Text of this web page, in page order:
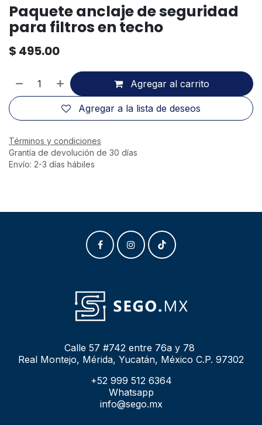
Paquete anclaje de seguridad
para filtros en techo
$ 495.00
Agregar al carrito
Agregar a la lista de deseos
Términos y condiciones
Grantía de devolución de 30 días
Envío: 2-3 días hábiles
Calle 57 #742 entre 76a y 78
Real Montejo, Mérida, Yucatán, México C.P. 97302
+52 999 512 6364
Whatsapp
info@sego.mx